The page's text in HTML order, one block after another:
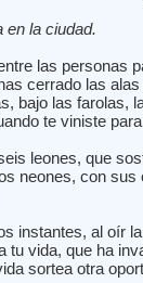
en la ciudad.
las personas
cerrado las
bajo las farolas,
te viniste
leones, que
neones, con sus
instantes, al oír
tu vida, que ha
sortea otra